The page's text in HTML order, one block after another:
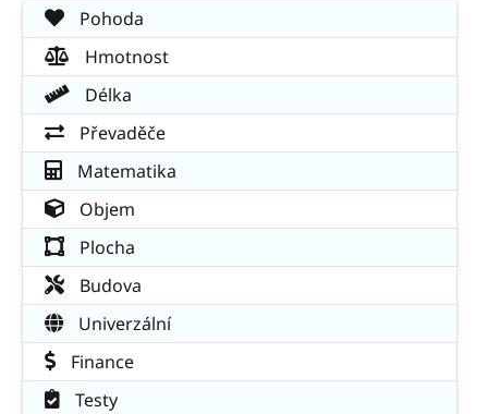
Pohoda
Hmotnost
Délka
Převaděče
Matematika
Objem
Plocha
Budova
Univerzální
Finance
Testy